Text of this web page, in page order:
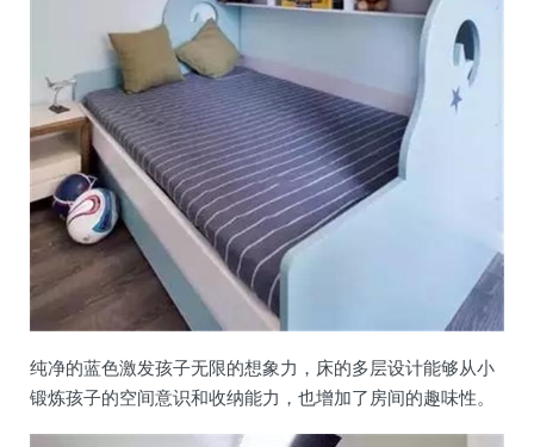
纯净的蓝色激发孩子无限的想象力，床的多层设计能够从小
锻炼孩子的空间意识和收纳能力，也增加了房间的趣味性。